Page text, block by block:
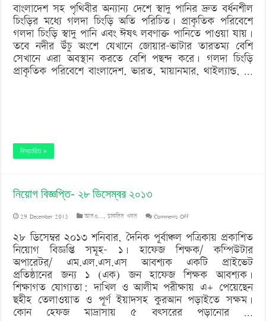
বাংলাদেশ সহ পৃথিবীর অন্যান্য দেশে স্বাদু পানির দ্রুত বর্ধনশীল
চিংড়ির মধ্যে গলদা চিংড়ি অতি পরিচিত। প্রাকৃতিক পরিবেশে
গলদা চিংড়ি স্বাদু পানি এবং ঈষৎ লবণাক্ত পানিতে পাওয়া যায়।
তবে নদীর উঁচু অংশে যেখানে জোয়ার-ভাটার তারতম্য বেশি
সেখানে এরা অবস্থান করতে বেশি পছন্দ করে। গলদা চিংড়ি
প্রাকৃতিক পরিবেশে বাংলাদেশ, ভারত, মায়ানমার, থাইল্যান্ড, …
বিস্তারিত »
নিয়োগ বিজ্ঞপ্তি- ২৮ ডিসেম্বর ২০১৩
29 December 2013 আরও...,চাকরির খবর Comments Offon
নিয়োগ
বিজ্ঞপ্তি-
২৮
ডিসেম্বর
২০১৩
২৮ ডিসেম্বর ২০১৩ শনিবার, দৈনিক পূর্বাঞ্চল পত্রিকায় প্রকাশিত
নিয়োগ বিজ্ঞপ্তি সমূহ- ১। হাফেজ শিক্ষক/ কম্পিউটার
অপারেটর/ এম.এল.এস.এস আবশ্যক একটি প্রাইভেট
প্রতিষ্ঠানের জন্য ১ (এক) জন হাফেজ শিক্ষক আবশ্যক।
শিক্ষাগত যোগ্যতা: দাখিল ও আলীম পরীক্ষায় এ+ পেয়েছেন
ছহীহ তেলাওয়াত ও পূর্ণ ইয়াদসহ কুরআন পড়াইতে সক্ষম।
কোন হেফজ মাদ্রাসায় ৫ বৎসরের পড়ানোর …